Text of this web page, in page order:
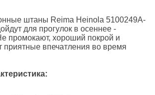
штаны Reima Heinola 5100249A-
для прогулок в осеннее -
промокают, хороший покрой и
приятные впечатления во время